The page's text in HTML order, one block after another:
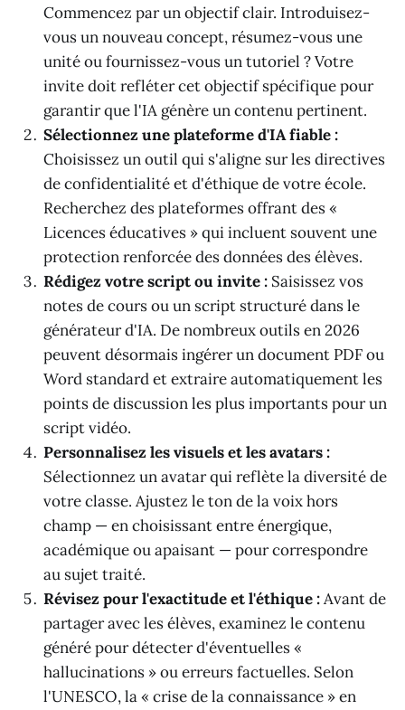
Commencez par un objectif clair. Introduisez-
vous un nouveau concept, résumez-vous une
unité ou fournissez-vous un tutoriel ? Votre
invite doit refléter cet objectif spécifique pour
garantir que l'IA génère un contenu pertinent.
Sélectionnez une plateforme d'IA fiable :
Choisissez un outil qui s'aligne sur les directives
de confidentialité et d'éthique de votre école.
Recherchez des plateformes offrant des «
Licences éducatives » qui incluent souvent une
protection renforcée des données des élèves.
Rédigez votre script ou invite : Saisissez vos
notes de cours ou un script structuré dans le
générateur d'IA. De nombreux outils en 2026
peuvent désormais ingérer un document PDF ou
Word standard et extraire automatiquement les
points de discussion les plus importants pour un
script vidéo.
Personnalisez les visuels et les avatars :
Sélectionnez un avatar qui reflète la diversité de
votre classe. Ajustez le ton de la voix hors
champ — en choisissant entre énergique,
académique ou apaisant — pour correspondre
au sujet traité.
Révisez pour l'exactitude et l'éthique :Avant de
partager avec les élèves, examinez le contenu
généré pour détecter d'éventuelles «
hallucinations » ou erreurs factuelles. Selon
l'UNESCO, la « crise de la connaissance » en